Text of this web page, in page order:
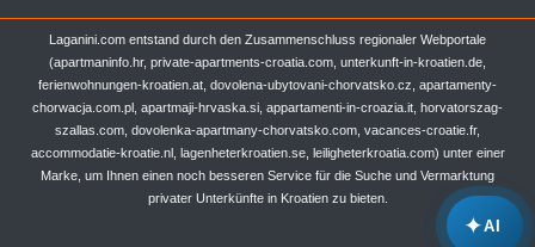
✦AI
Laganini.com entstand durch den Zusammenschluss regionaler Webportale
(apartmaninfo.hr, private-apartments-croatia.com, unterkunft-in-kroatien.de,
ferienwohnungen-kroatien.at, dovolena-ubytovani-chorvatsko.cz, apartamenty-
chorwacja.com.pl, apartmaji-hrvaska.si, appartamenti-in-croazia.it, horvatorszag-
szallas.com, dovolenka-apartmany-chorvatsko.com, vacances-croatie.fr,
accommodatie-kroatie.nl, lagenheterkroatien.se, leiligheterkroatia.com) unter einer
Marke, um Ihnen einen noch besseren Service für die Suche und Vermarktung
privater Unterkünfte in Kroatien zu bieten.